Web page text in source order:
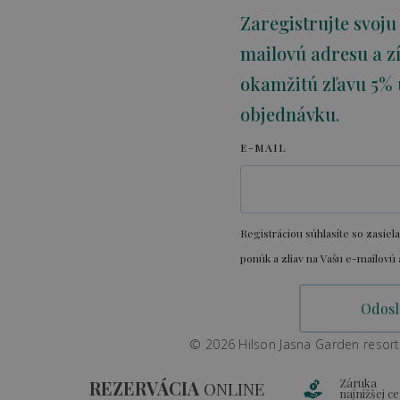
Zaregistrujte svoju
mailovú adresu a
okamžitú zľavu 5%
objednávku.
E-MAIL
Registráciou súhlasíte so
ponúk a zliav na Vašu e-mailovú
© 2026 Hilson Jasna Garden
REZERVÁCIA ONLINE Záruka
najnižšej